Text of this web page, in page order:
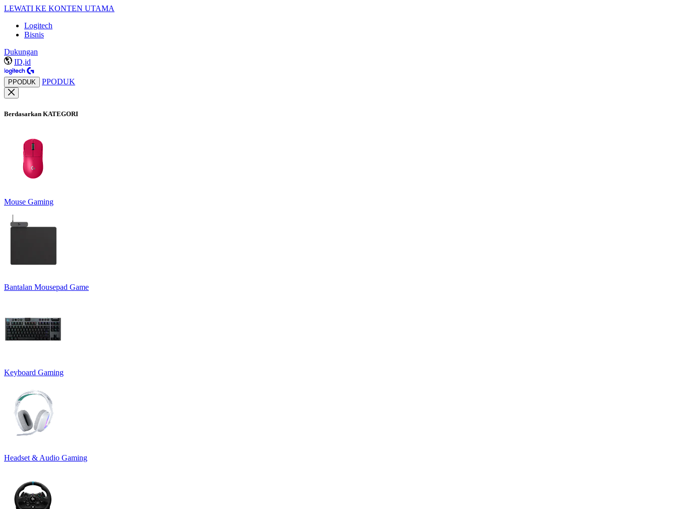
LEWATI KE KONTEN UTAMA
Logitech
Bisnis
Dukungan
ID,id
PPODUK PPODUK
Berdasarkan KATEGORI
Mouse Gaming
Bantalan Mousepad Game
Keyboard Gaming
Headset & Audio Gaming